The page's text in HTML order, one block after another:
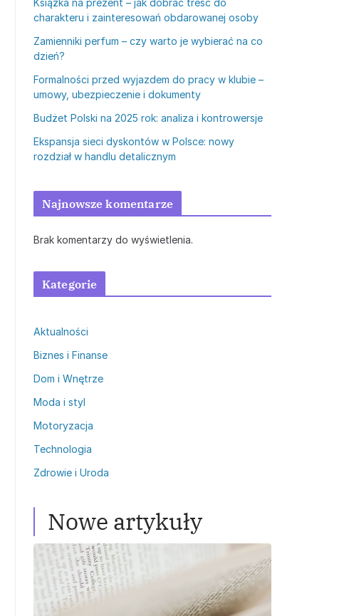
Książka na prezent – jak dobrać treść do
charakteru i zainteresowań obdarowanej osoby
Zamienniki perfum – czy warto je wybierać na co
dzień?
Formalności przed wyjazdem do pracy w klubie –
umowy, ubezpieczenie i dokumenty
Budżet Polski na 2025 rok: analiza i kontrowersje
Ekspansja sieci dyskontów w Polsce: nowy
rozdział w handlu detalicznym
Najnowsze komentarze
Brak komentarzy do wyświetlenia.
Kategorie
Aktualności
Biznes i Finanse
Dom i Wnętrze
Moda i styl
Motoryzacja
Technologia
Zdrowie i Uroda
Nowe artykuły